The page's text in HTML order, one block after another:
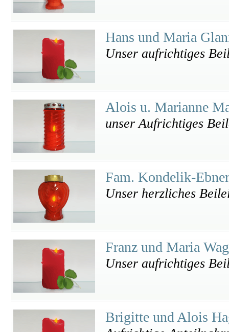
Hans und Maria
Unser aufrichtiges
Alois u. Marianne
unser Aufrichtiges
Fam. Kondelik-
Unser herzliches
Franz und Maria
Unser aufrichtiges
Brigitte und Alois